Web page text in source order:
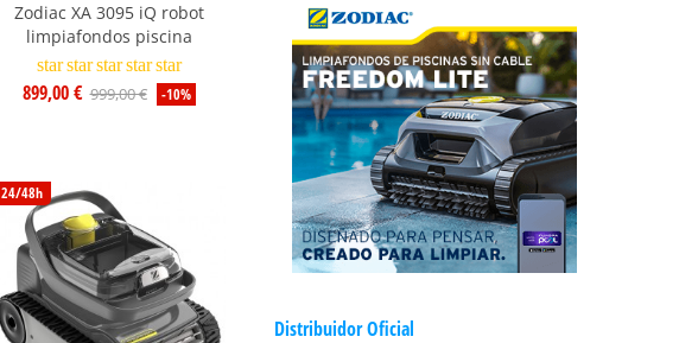
Zodiac XA 3095 iQ robot
limpiafondos piscina
star star star star star
899,00 € 999,00 € -10%
24/48h
Distribuidor Oficial